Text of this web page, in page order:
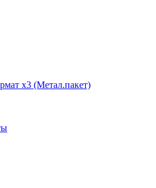
х3 (Метал.пакет)